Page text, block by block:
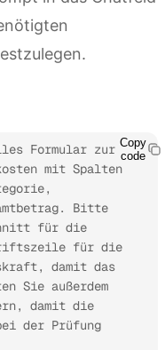
Formular zur
mit Spalten
Bitte
für die
für die
damit das
Sie außerdem
damit die
der Prüfung
Copy
code